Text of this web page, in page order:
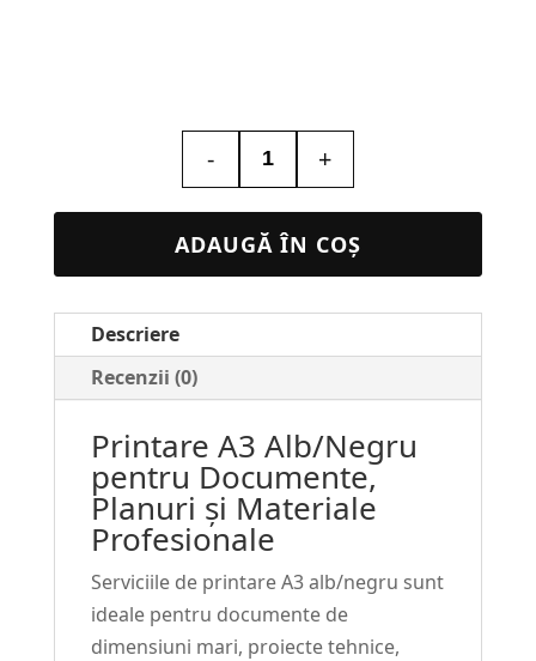
-
Cantitate
A3
+
ADAUGĂ ÎN COȘ
Descriere
Recenzii (0)
Printare A3 Alb/Negru
pentru Documente,
Planuri și Materiale
Profesionale
Serviciile de printare A3 alb/negru sunt
ideale pentru documente de
dimensiuni mari, proiecte tehnice,